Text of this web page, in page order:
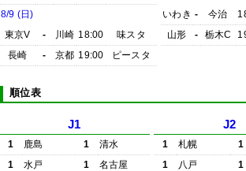
8/9 (日)
東京V
- 川崎 18:00
味スタ
長崎
- 京都 19:00 ピースタ
いわき - 今治
山形
- 栃木C
順位表
J1
1 鹿島 1
清水
1
水戸 1
名古屋
J2
1 札幌
1
1
八戸
1